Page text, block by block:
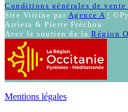
Conditions générales de vente
Site Vitrine par Agence A |
Arrieta & Pierre Fréchou
Avec le soutien de la Région
Mentions légales